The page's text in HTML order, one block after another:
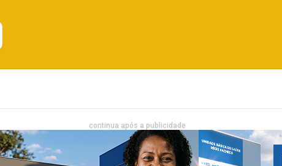
continua após a publicidade